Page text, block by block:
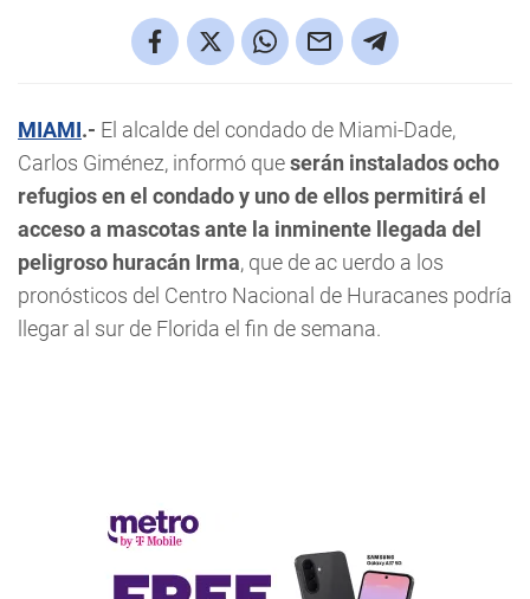
MIAMI.- El alcalde del condado de Miami-Dade,
Carlos Giménez, informó queserán instalados ocho
refugios en el condado y uno de ellos permitirá el
acceso a mascotas ante la inminente llegada del
peligroso huracán Irma, que de ac uerdo a los
pronósticos del Centro Nacional de Huracanes podría
llegar al sur de Florida el fin de semana.